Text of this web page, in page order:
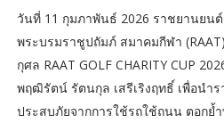
วันที่ 11 กุมภาพันธ์ 2026​ ราชยานยน
พระบรมราชูปถัมภ์ สมาคมกีฬา
กุศล RAAT GOLF CHARITY CUP
พฤฒิรัตน์ รัตนกุล เสรีเริงฤทธิ์ เพื่อนำ
ประสบภัยจากการใช้รถใช้ถนน ตอกย้